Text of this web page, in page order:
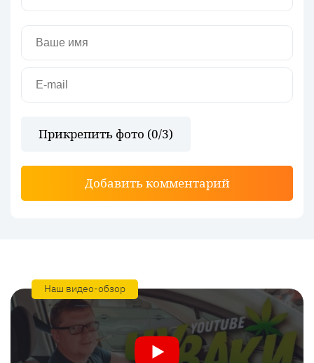
Прикрепить фото (0/3)
Добавить комментарий
Наш видео-обзор